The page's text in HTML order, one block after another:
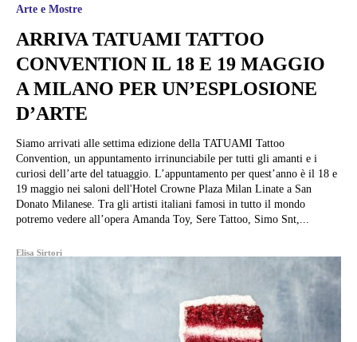
Arte e Mostre
ARRIVA TATUAMI TATTOO
CONVENTION IL 18 E 19 MAGGIO
A MILANO PER UN’ESPLOSIONE
D’ARTE
Siamo arrivati alle settima edizione della TATUAMI Tattoo
Convention, un appuntamento irrinunciabile per tutti gli amanti e i
curiosi dell’arte del tatuaggio. L’appuntamento per quest’anno è il 18 e
19 maggio nei saloni dell'Hotel Crowne Plaza Milan Linate a San
Donato Milanese. Tra gli artisti italiani famosi in tutto il mondo
potremo vedere all’opera Amanda Toy, Sere Tattoo, Simo Snt,...
Elisa Sirtori